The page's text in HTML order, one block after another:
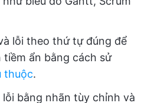
lỗi theo thứ tự đúng để
ẩn bằng cách sử
thuộc.
bằng nhãn tùy chỉnh và